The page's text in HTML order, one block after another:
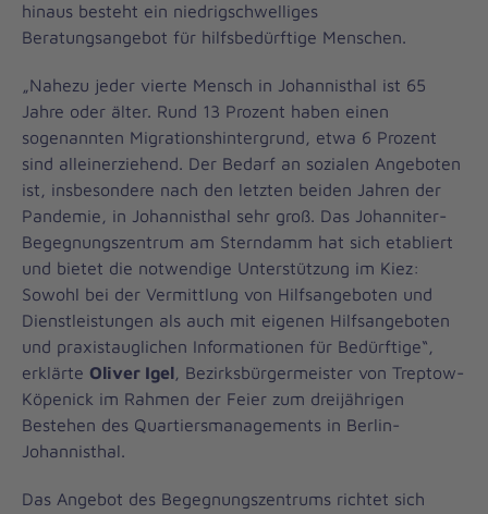
hinaus besteht ein niedrigschwelliges
Beratungsangebot für hilfsbedürftige Menschen.
„Nahezu jeder vierte Mensch in Johannisthal ist 65
Jahre oder älter. Rund 13 Prozent haben einen
sogenannten Migrationshintergrund, etwa 6 Prozent
sind alleinerziehend. Der Bedarf an sozialen Angeboten
ist, insbesondere nach den letzten beiden Jahren der
Pandemie, in Johannisthal sehr groß. Das Johanniter-
Begegnungszentrum am Sterndamm hat sich etabliert
und bietet die notwendige Unterstützung im Kiez:
Sowohl bei der Vermittlung von Hilfsangeboten und
Dienstleistungen als auch mit eigenen Hilfsangeboten
und praxistauglichen Informationen für Bedürftige“,
erklärte Oliver Igel , Bezirksbürgermeister von Treptow-
Köpenick im Rahmen der Feier zum dreijährigen
Bestehen des Quartiersmanagements in Berlin-
Johannisthal.
Das Angebot des Begegnungszentrums richtet sich